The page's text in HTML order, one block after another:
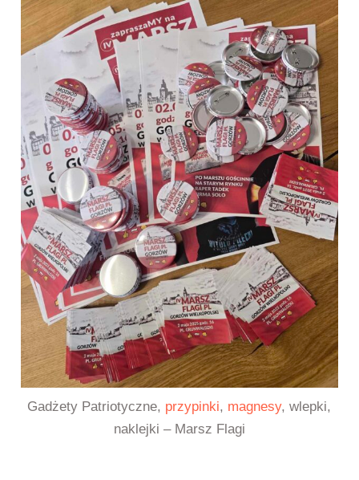
Gadżety Patriotyczne, przypinki, magnesy, wlepki,
naklejki – Marsz Flagi